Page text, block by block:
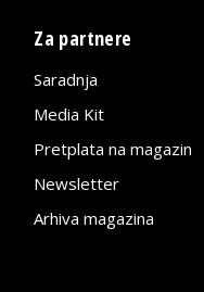
Za partnere
Saradnja
Media Kit
Pretplata na magazin
Newsletter
Arhiva magazina